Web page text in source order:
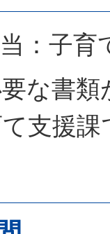
：子育
な書類
支援